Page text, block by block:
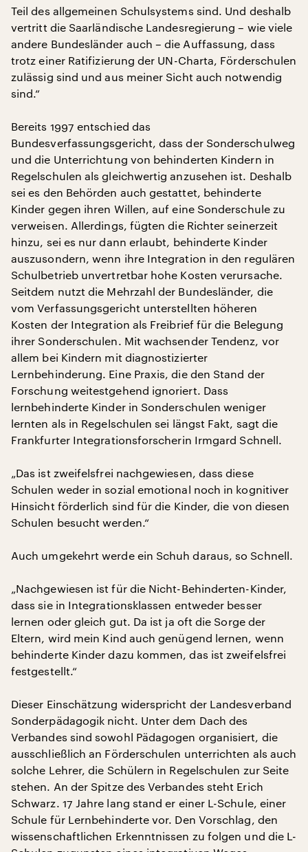
Teil des allgemeinen Schulsystems sind. Und deshalb
vertritt die Saarländische Landesregierung – wie viele
andere Bundesländer auch – die Auffassung, dass
trotz einer Ratifizierung der UN-Charta, Förderschulen
zulässig sind und aus meiner Sicht auch notwendig
sind.“
Bereits 1997 entschied das
Bundesverfassungsgericht, dass der Sonderschulweg
und die Unterrichtung von behinderten Kindern in
Regelschulen als gleichwertig anzusehen ist. Deshalb
sei es den Behörden auch gestattet, behinderte
Kinder gegen ihren Willen, auf eine Sonderschule zu
verweisen. Allerdings, fügten die Richter seinerzeit
hinzu, sei es nur dann erlaubt, behinderte Kinder
auszusondern, wenn ihre Integration in den regulären
Schulbetrieb unvertretbar hohe Kosten verursache.
Seitdem nutzt die Mehrzahl der Bundesländer, die
vom Verfassungsgericht unterstellten höheren
Kosten der Integration als Freibrief für die Belegung
ihrer Sonderschulen. Mit wachsender Tendenz, vor
allem bei Kindern mit diagnostizierter
Lernbehinderung. Eine Praxis, die den Stand der
Forschung weitestgehend ignoriert. Dass
lernbehinderte Kinder in Sonderschulen weniger
lernten als in Regelschulen sei längst Fakt, sagt die
Frankfurter Integrationsforscherin Irmgard Schnell.
„Das ist zweifelsfrei nachgewiesen, dass diese
Schulen weder in sozial emotional noch in kognitiver
Hinsicht förderlich sind für die Kinder, die von diesen
Schulen besucht werden.“
Auch umgekehrt werde ein Schuh daraus, so Schnell.
„Nachgewiesen ist für die Nicht-Behinderten-Kinder,
dass sie in Integrationsklassen entweder besser
lernen oder gleich gut. Da ist ja oft die Sorge der
Eltern, wird mein Kind auch genügend lernen, wenn
behinderte Kinder dazu kommen, das ist zweifelsfrei
festgestellt.“
Dieser Einschätzung widerspricht der Landesverband
Sonderpädagogik nicht. Unter dem Dach des
Verbandes sind sowohl Pädagogen organisiert, die
ausschließlich an Förderschulen unterrichten als auch
solche Lehrer, die Schülern in Regelschulen zur Seite
stehen. An der Spitze des Verbandes steht Erich
Schwarz. 17 Jahre lang stand er einer L-Schule, einer
Schule für Lernbehinderte vor. Den Vorschlag, den
wissenschaftlichen Erkenntnissen zu folgen und die L-